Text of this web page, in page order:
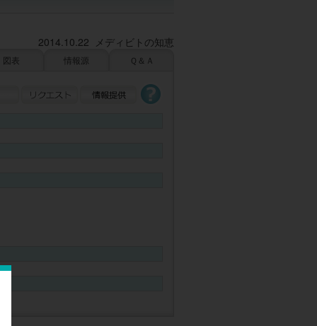
2014.10.22 メディビトの知恵
図表 情報源 Ｑ＆Ａ